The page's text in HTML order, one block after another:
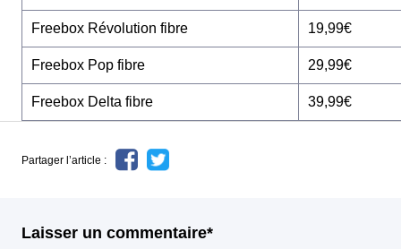
Freebox Révolution fibre 19,99€
Freebox Pop fibre 29,99€
Freebox Delta fibre 39,99€
Partager l’article :
Laisser un commentaire*